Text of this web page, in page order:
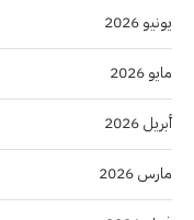
يونيو 2026
مايو 2026
أبريل 2026
مارس 2026